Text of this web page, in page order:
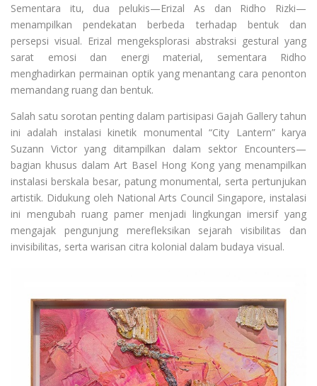
Sementara itu, dua pelukis—Erizal As dan Ridho Rizki—
menampilkan pendekatan berbeda terhadap bentuk dan
persepsi visual. Erizal mengeksplorasi abstraksi gestural yang
sarat emosi dan energi material, sementara Ridho
menghadirkan permainan optik yang menantang cara penonton
memandang ruang dan bentuk.
Salah satu sorotan penting dalam partisipasi Gajah Gallery tahun
ini adalah instalasi kinetik monumental “City Lantern” karya
Suzann Victor yang ditampilkan dalam sektor Encounters—
bagian khusus dalam Art Basel Hong Kong yang menampilkan
instalasi berskala besar, patung monumental, serta pertunjukan
artistik. Didukung oleh National Arts Council Singapore, instalasi
ini mengubah ruang pamer menjadi lingkungan imersif yang
mengajak pengunjung merefleksikan sejarah visibilitas dan
invisibilitas, serta warisan citra kolonial dalam budaya visual.